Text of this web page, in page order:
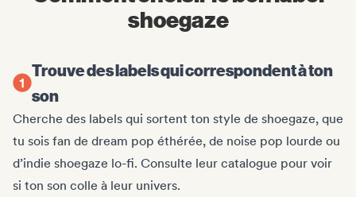
shoegaze
Trouve des labels qui correspondent à ton
son
Cherche des labels qui sortent ton style de shoegaze, que
tu sois fan de dream pop éthérée, de noise pop lourde ou
d’indie shoegaze lo-fi. Consulte leur catalogue pour voir
si ton son colle à leur univers.